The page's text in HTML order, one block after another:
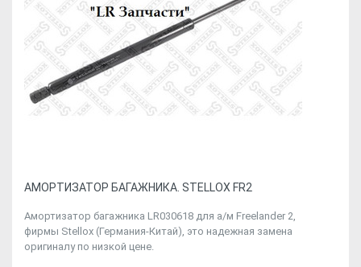
АМОРТИЗАТОР БАГАЖНИКА. STELLOX FR2
Амортизатор багажника LR030618 для а/м Freelander 2,
фирмы Stellox (Германия-Китай), это надежная замена
оригиналу по низкой цене.